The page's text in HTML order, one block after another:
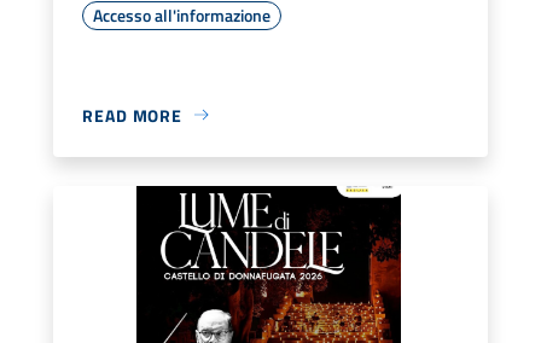
Accesso all'informazione
READ MORE